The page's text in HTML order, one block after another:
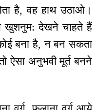
है, वह हाथ उठाओ।
खुशनुम: देखने चाहते हैं
बना है, न बन सकता
ऐसा अनुभवी मूर्त बनने